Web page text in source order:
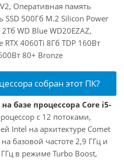
Оперативная память
SSD 500Гб M.2 Silicon Power
WD Blue WD20EZAZ,
RTX 4060Ti 8Гб TDP 160Вт
80+ Bronze
собран этот ПК?
базе процессора Core i5-
с 12 потоками,
Intel на архитектуре Comet
базовой частоте 2,9 ГГц и
в режиме Turbo Boost,